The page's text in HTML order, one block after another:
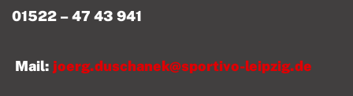
01522 – 47 43 941
Mail: joerg.duschanek@sportivo-leipzig.de